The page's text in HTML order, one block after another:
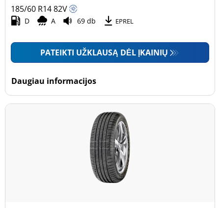
185/60 R1482V
D A 69 db EPREL
PATEIKTI UŽKLAUSĄ DĖL ĮKAINIŲ
Daugiau informacijos